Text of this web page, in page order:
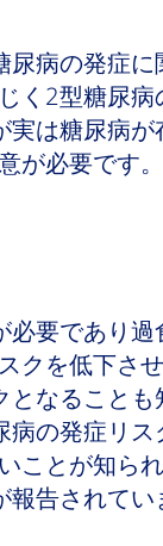
病の発症
く2型糖尿
は糖尿病
が必要です。
要であり
クを低下さ
なること
の発症リ
ことが知ら
告されてい